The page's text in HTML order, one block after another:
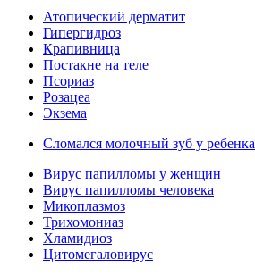
Атопический дерматит
Гипергидроз
Крапивница
Постакне на теле
Псориаз
Розацеа
Экзема
Сломался молочный зуб у ребенка
Вирус папилломы у женщин
Вирус папилломы человека
Микоплазмоз
Трихомониаз
Хламидиоз
Цитомегаловирус